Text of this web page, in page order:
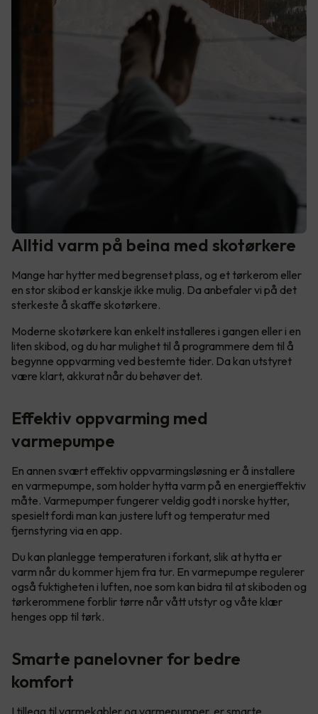
Alltid varm på beina med skotørkere
Mange har hytter med begrenset plass, og et tørkerom eller
en stor skibod er kanskje ikke mulig. Da anbefaler vi på det
sterkeste å skaffe skotørkere.
Moderne skotørkere kan enkelt installeres i gangen eller i en
liten skibod, og du har mulighet til å programmere dem til å
begynne oppvarming ved bestemte tider. Da kan utstyret
være klart, akkurat når du behøver det.
Effektiv oppvarming med
varmepumpe
En annen svært effektiv oppvarmingsløsning er å installere
en varmepumpe, som holder hytta varm på en energieffektiv
måte. Varmepumper fungerer veldig godt i norske hytter,
spesielt fordi man kan justere luft og temperatur med
fjernstyring via en app.
Du kan planlegge temperaturen i forkant, slik at hytta er
varm når du kommer hjem fra tur. En varmepumpe regulerer
også fuktigheten i luften, noe som kan bidra til at skiboden og
tørkerommene forblir tørre når vått utstyr og våte klær
henges opp til tørk.
Smarte panelovner for bedre
komfort